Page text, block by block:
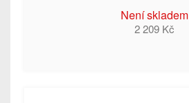
Není skladem
2 209 Kč